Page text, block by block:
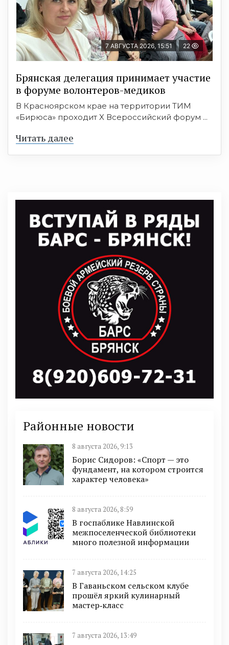
7 АВГУСТА 2026, 15:51 22
Брянская делегация принимает участие
в форуме волонтеров-медиков
В Красноярском крае на территории ТИМ
«Бирюса» проходит X Всероссийский форум ...
Читать далее
Районные новости
8 августа 2026, 9:13
Борис Сидоров: «Спорт — это
фундамент, на котором строится
характер человека»
8 августа 2026, 8:59
В госпаблике Навлинской
межпоселенческой библиотеки
много полезной информации
7 августа 2026, 14:25
В Гаваньском сельском клубе
прошёл яркий кулинарный
мастер‑класс
7 августа 2026, 13:49